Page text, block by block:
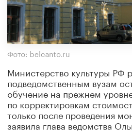
Фото: belcanto.ru
Министерство культуры РФ
подведомственным вузам
обучение на прежнем
по корректировкам
только после проведения
заявила глава ведомства